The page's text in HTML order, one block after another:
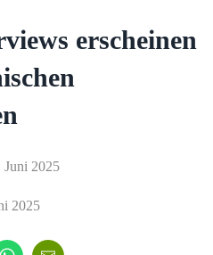
erscheinen
Juni 2025
2025